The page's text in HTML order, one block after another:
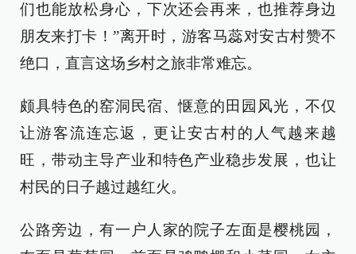
们也能放松身心，下次还会再来，也推荐身边
朋友来打卡！”离开时，游客马蕊对安古村赞不
绝口，直言这场乡村之旅非常难忘。
颇具特色的窑洞民宿、惬意的田园风光，不仅
让游客流连忘返，更让安古村的人气越来越
旺，带动主导产业和特色产业稳步发展，也让
村民的日子越过越红火。
公路旁边，有一户人家的院子左面是樱桃园，